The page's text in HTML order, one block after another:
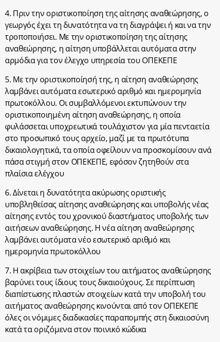
4. Πριν την οριστικοποίηση της αίτησης αναθεώρησης, ο
γεωργός έχει τη δυνατότητα να τη διαγράψει ή και να την
τροποποιήσει. Με την οριστικοποίηση της αίτησης
αναθεώρησης, η αίτηση υποβάλλεται αυτόματα στην
αρμόδια για τον έλεγχο υπηρεσία του ΟΠΕΚΕΠΕ
5. Με την οριστικοποίησή της, η αίτηση αναθεώρησης
λαμβάνει αυτόματα εσωτερικό αριθμό και ημερομηνία
πρωτοκόλλου. Οι συμβαλλόμενοι εκτυπώνουν την
οριστικοποιημένη αίτηση αναθεώρησης, η οποία
φυλάσσεται υποχρεωτικά τουλάχιστον για μία πενταετία
στο προσωπικό τους αρχείο, μαζί με τα πρωτότυπα
δικαιολογητικά, τα οποία οφείλουν να προσκομίσουν ανά
πάσα στιγμή στον ΟΠΕΚΕΠΕ, εφόσον ζητηθούν στα
πλαίσια ελέγχου
6. Δίνεται η δυνατότητα ακύρωσης οριστικής
υποβληθείσας αίτησης αναθεώρησης και υποβολής νέας
αίτησης εντός του χρονικού διαστήματος υποβολής των
αιτήσεων αναθεώρησης. Η νέα αίτηση αναθεώρησης
λαμβάνει αυτόματα νέο εσωτερικό αριθμό και
ημερομηνία πρωτοκόλλου
7. Η ακρίβεια των στοιχείων του αιτήματος αναθεώρησης
βαρύνει τους ίδιους τους δικαιούχους. Σε περίπτωση
διαπίστωσης πλαστών στοιχείων κατά την υποβολή του
αιτήματος αναθεώρησης κινούνται από τον ΟΠΕΚΕΠΕ
όλες οι νόμιμες διαδικασίες παραπομπής στη δικαιοσύνη
κατά τα οριζόμενα στον ποινικό κώδικα